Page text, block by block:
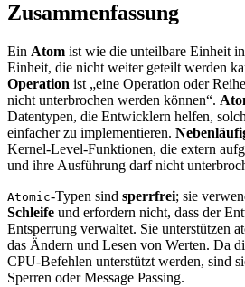
Zusammenfassung
Ein Atom ist wie die unteilbare Einheit
Einheit, die nicht weiter geteilt werden
Operation ist „eine Operation oder
nicht unterbrochen werden können“.
Datentypen, die Entwicklern helfen,
einfacher zu implementieren.
Kernel-Level-Funktionen, die extern
und ihre Ausführung darf nicht
Atomic-Typen sind sperrfrei; sie
Schleife und erfordern nicht, dass der
Entsperrung verwaltet. Sie unterstützen
das Ändern und Lesen von Werten. Da
CPU-Befehlen unterstützt werden, sind
Sperren oder Message Passing.